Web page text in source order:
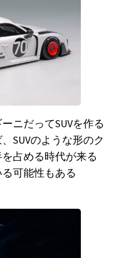
ニだってSUVを作る
SUVのような形のク
占める時代が来る
可能性もある